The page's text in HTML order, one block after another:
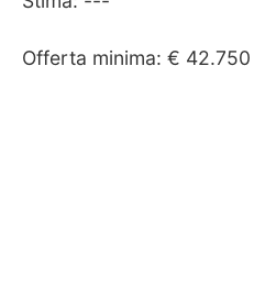
Offerta minima: € 42.750